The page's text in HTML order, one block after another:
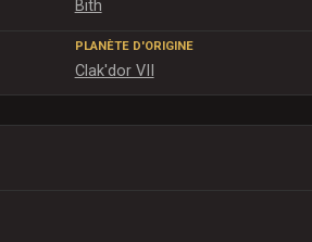
Bith
PLANÈTE D'ORIGINE
Clak'dor VII